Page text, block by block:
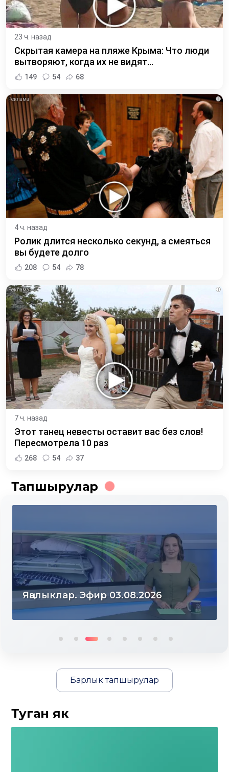
23 ч. назад
Скрытая камера на пляже Крыма: Что люди
вытворяют, когда их не видят...
149 54 68
i
4 ч. назад
Ролик длится несколько секунд, а смеяться
вы будете долго
208 54 78
i
7 ч. назад
Этот танец невесты оставит вас без слов!
Пересмотрела 10 раз
268 54 37
Тапшырулар
Яңалыклар. Эфир 31.07.2026
Барлык тапшырулар
Туган як